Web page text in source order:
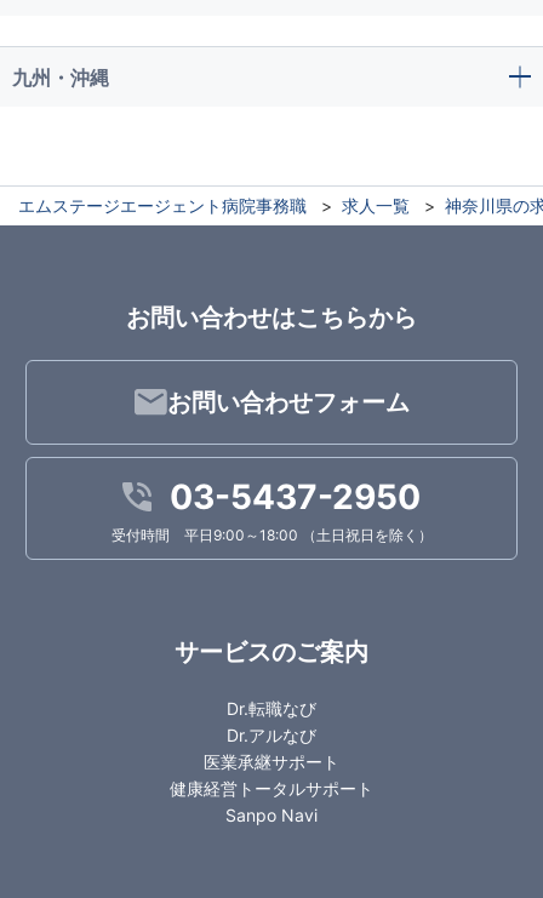
九州・沖縄
エムステージエージェント病院事務職 求人一覧 神奈川県の
お問い合わせはこちらから
お問い合わせフォーム
03-5437-2950
受付時間 平日9:00～18:00 （土日祝日を除く）
サービスのご案内
Dr.転職なび
Dr.アルなび
医業承継サポート
健康経営トータルサポート
Sanpo Navi